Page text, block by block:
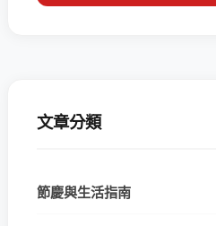
文章分類
節慶與生活指南